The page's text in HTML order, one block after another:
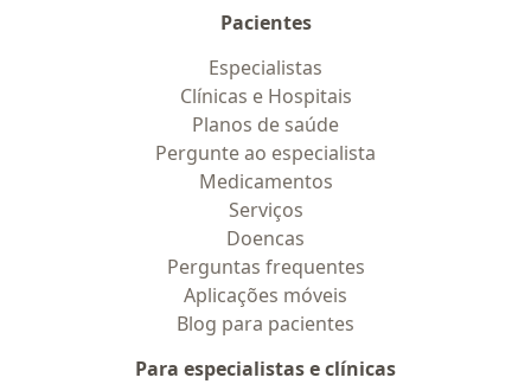
Pacientes
Especialistas
Clínicas e Hospitais
Planos de saúde
Pergunte ao especialista
Medicamentos
Serviços
Doencas
Perguntas frequentes
Aplicações móveis
Blog para pacientes
Para especialistas e clínicas